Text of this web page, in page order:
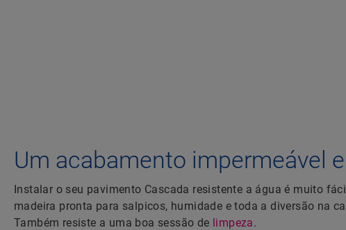
Um acabamento impermeável
Instalar o seu pavimento Cascada resistente a água é muito
madeira pronta para salpicos, humidade e toda a diversão na
Também resiste a uma boa sessão de limpeza.